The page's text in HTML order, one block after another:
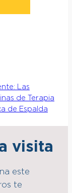
Las
de Terapia
de Espalda
visita
este
te